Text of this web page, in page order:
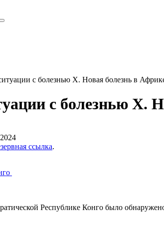
с болезнью Х. Новая болезнь в
с болезнью Х.
ссылка.
Республике Конго было